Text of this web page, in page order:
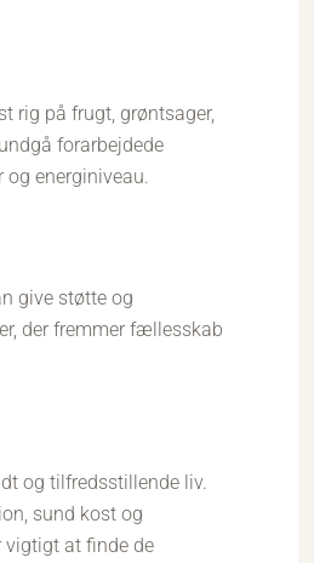
rig på frugt, grøntsager,
forarbejdede
og energiniveau.
give støtte og
der fremmer fællesskab
og tilfredsstillende liv.
sund kost og
vigtigt at finde de